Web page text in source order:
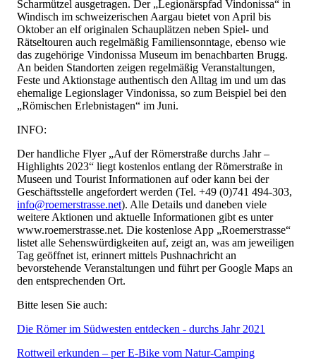
Scharmützel ausgetragen. Der „Legionärspfad Vindonissa“ in
Windisch im schweizerischen Aargau bietet von April bis
Oktober an elf originalen Schauplätzen neben Spiel- und
Rätseltouren auch regelmäßig Familiensonntage, ebenso wie
das zugehörige Vindonissa Museum im benachbarten Brugg.
An beiden Standorten zeigen regelmäßig Veranstaltungen,
Feste und Aktionstage authentisch den Alltag im und um das
ehemalige Legionslager Vindonissa, so zum Beispiel bei den
„Römischen Erlebnistagen“ im Juni.
INFO:
Der handliche Flyer „Auf der Römerstraße durchs Jahr –
Highlights 2023“ liegt kostenlos entlang der Römerstraße in
Museen und Tourist Informationen auf oder kann bei der
Geschäftsstelle angefordert werden (Tel. +49 (0)741 494-303,
info@roemerstrasse.net). Alle Details und daneben viele
weitere Aktionen und aktuelle Informationen gibt es unter
www.roemerstrasse.net. Die kostenlose App „Roemerstrasse“
listet alle Sehenswürdigkeiten auf, zeigt an, was am jeweiligen
Tag geöffnet ist, erinnert mittels Pushnachricht an
bevorstehende Veranstaltungen und führt per Google Maps an
den entsprechenden Ort.
Bitte lesen Sie auch:
Die Römer im Südwesten entdecken - durchs Jahr 2021
Rottweil erkunden – per E-Bike vom Natur-Camping